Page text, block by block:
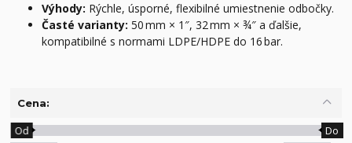
Výhody: Rýchle, úsporné, flexibilné umiestnenie odbočky.
Časté varianty: 50 mm × 1″, 32 mm × ¾″ a ďalšie,
kompatibilné s normami LDPE/HDPE do 16 bar.
Cena:
Od Do